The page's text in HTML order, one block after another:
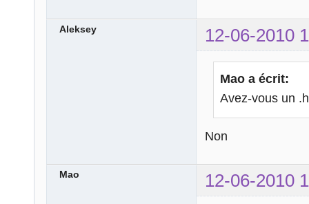
Aleksey 12-06-2010
Mao a écrit:
Avez-vous un
Non
Mao 12-06-2010